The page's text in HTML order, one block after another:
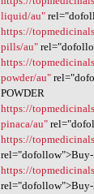
liquid/au"
https://
pills/au"
https://
powder/au"
POWDER
https://
pinaca/au"
https://
https://